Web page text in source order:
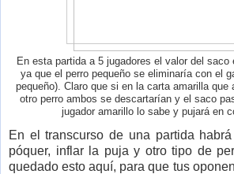
En esta partida a 5 jugadores el valor del
ya que el perro pequeño se eliminaría con el
pequeño). Claro que si en la carta amarilla que
otro perro ambos se descartarían y el saco
jugador amarillo lo sabe y pujará en
En el transcurso de una partida
póquer, inflar la puja y otro tipo de
quedado esto aquí, para que tus